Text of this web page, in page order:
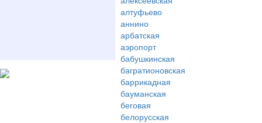
алтуфьево
аннино
арбатская
аэропорт
бабушкинская
багратионовская
баррикадная
бауманская
беговая
белорусская